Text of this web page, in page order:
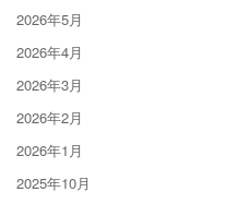
2026年5月
2026年4月
2026年3月
2026年2月
2026年1月
2025年10月